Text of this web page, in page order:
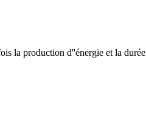
la production d''énergie et la durée